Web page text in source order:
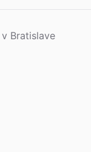
Bratislave